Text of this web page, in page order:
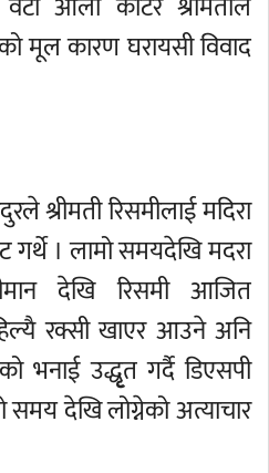
मूल कारण घरायसी विवाद
श्रीमती रिसमीलाई मदिरा
। लामो समयदेखि मदरा
देखि रिसमी आजित
रक्सी खाएर आउने अनि
भनाई उद्धृृत गर्दै डिएसपी
देखि लोग्नेको अत्याचार